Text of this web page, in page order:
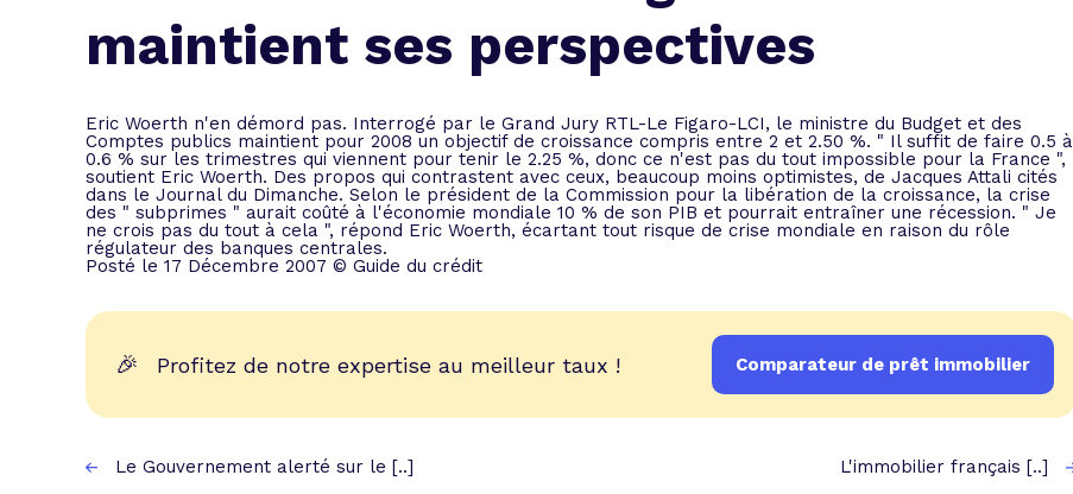
L'acte de vente et le remboursement
Tous les outils prêt immobilier
Profitez de notre expertise au meilleur taux !
Trouvez votre prêt conso au meilleur taux !
Bénéficiez de notre expertise en regroupement de crédits
maintient ses perspectives
Eric Woerth n'en démord pas. Interrogé par le Grand Jury RTL-Le Figaro-LCI, le ministre du Budget et des
Comptes publics maintient pour 2008 un objectif de croissance compris entre 2 et 2.50 %. " Il suffit de faire 0.5 à
0.6 % sur les trimestres qui viennent pour tenir le 2.25 %, donc ce n'est pas du tout impossible pour la France ",
soutient Eric Woerth. Des propos qui contrastent avec ceux, beaucoup moins optimistes, de Jacques Attali cités
dans le Journal du Dimanche. Selon le président de la Commission pour la libération de la croissance, la crise
des " subprimes " aurait coûté à l'économie mondiale 10 % de son PIB et pourrait entraîner une récession. " Je
ne crois pas du tout à cela ", répond Eric Woerth, écartant tout risque de crise mondiale en raison du rôle
régulateur des banques centrales.
Posté le 17 Décembre 2007 © Guide du crédit
🎉 Profitez de notre expertise au meilleur taux ! Comparateur de prêt immobilier
Le Gouvernement alerté sur le [..] L'immobilier français [..]